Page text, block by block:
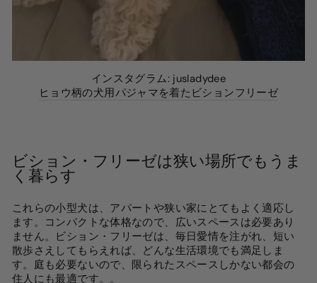
インスタグラム: jusladydee
ヒョウ柄の犬用パジャマを着たビションフリーゼ
ビション・フリーゼは狭い場所でもうま
く暮らす
これらの小型犬は、アパートや狭い家にとてもよく適応し
ます。コンパクトな体格なので、広いスペースは必要あり
ません。ビション・フリーゼは、毎日愛情を注がれ、短い
散歩さえしてもらえれば、どんな生活環境でも満足しま
す。庭も必要ないので、限られたスペースしかない都会の
住人にも最適です。 。